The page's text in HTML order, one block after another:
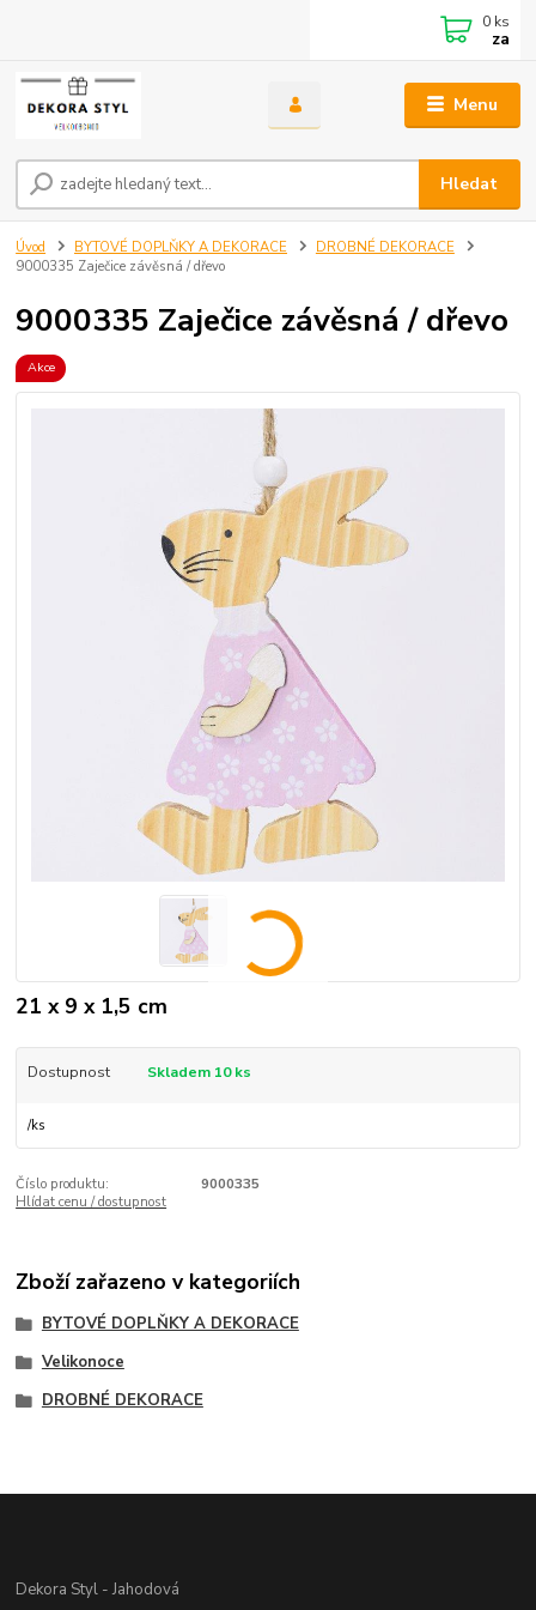
Menu
Hledat
0 ks
za
Úvod BYTOVÉ DOPLŇKY A DEKORACE
DROBNÉ DEKORACE
9000335 Zaječice závěsná / dřevo
9000335 Zaječice závěsná / dřevo
Akce
21 x 9 x 1,5 cm
Dostupnost Skladem 10 ks
/ks
Číslo produktu:
9000335
Hlídat cenu / dostupnost
Zboží zařazeno v kategoriích
BYTOVÉ DOPLŇKY A DEKORACE
Velikonoce
DROBNÉ DEKORACE
Dekora Styl - Jahodová